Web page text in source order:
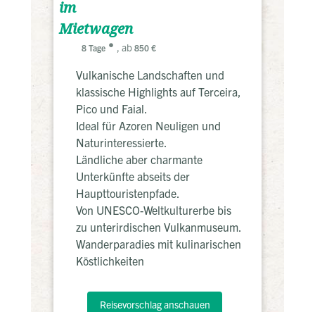
im
Mietwagen
8 Tage , ab 850 €
Vulkanische Landschaften und
klassische Highlights auf Terceira,
Pico und Faial.
Ideal für Azoren Neuligen und
Naturinteressierte.
Ländliche aber charmante
Unterkünfte abseits der
Haupttouristenpfade.
Von UNESCO-Weltkulturerbe bis
zu unterirdischen Vulkanmuseum.
Wanderparadies mit kulinarischen
Köstlichkeiten
Reisevorschlag anschauen